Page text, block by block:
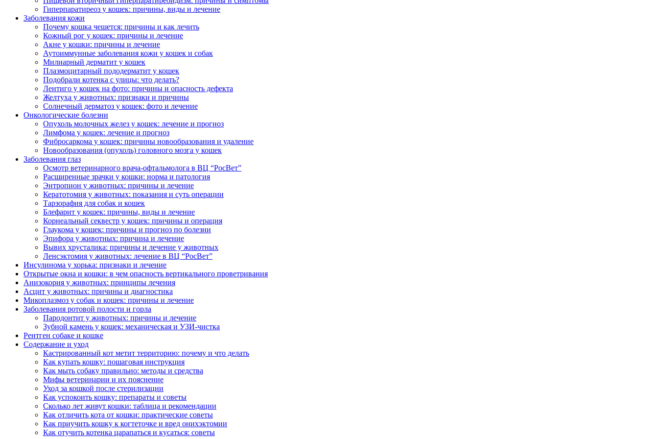
Гиперпаратиреоз у кошек: причины, виды и лечение
Заболевания кожи
Почему кошка чешется: причины и как лечить
Кожный рог у кошек: причины и лечение
Акне у кошки: причины и лечение
Аутоиммунные заболевания кожи у кошек и собак
Милиарный дерматит у кошек
Плазмоцитарный пододерматит у кошек
Подобрали котенка с улицы: что делать?
Лентиго у кошек на фото: причины и опасность дефекта
Желтуха у животных: признаки и причины
Солнечный дерматоз у кошек: фото и лечение
Онкологические болезни
Опухоль молочных желез у кошек: лечение и прогноз
Лимфома у кошек: лечение и прогноз
Фибросаркома у кошек: причины новообразования и удаление
Новообразования (опухоль) головного мозга у кошек
Заболевания глаз
Осмотр ветеринарного врача-офтальмолога в ВЦ “РосВет”
Расширенные зрачки у кошки: норма и патология
Энтропион у животных: причины и лечение
Кератотомия у животных: показания и суть операции
Тарзорафия для собак и кошек
Блефарит у кошек: причины, виды и лечение
Корнеальный секвестр у кошек: причины и операция
Глаукома у кошек: причины и прогноз по болезни
Эпифора у животных: причина и лечение
Вывих хрусталика: причины и лечение у животных
Ленсэктомия у животных: лечение в ВЦ “РосВет”
Инсулинома у хорька: признаки и лечение
Открытые окна и кошки: в чем опасность вертикального проветривания
Анизокория у животных: принципы лечения
Асцит у животных: причины и диагностика
Микоплазмоз у собак и кошек: причины и лечение
Заболевания ротовой полости и горла
Пародонтит у животных: причины и лечение
Зубной камень у кошек: механическая и УЗИ-чистка
Рентген собаке и кошке
Содержание и уход
Кастрированный кот метит территорию: почему и что делать
Как купать кошку: пошаговая инструкция
Как мыть собаку правильно: методы и средства
Мифы ветеринарии и их пояснение
Уход за кошкой после стерилизации
Как успокоить кошку: препараты и советы
Сколько лет живут кошки: таблица и рекомендации
Как отличить кота от кошки: практические советы
Как приучить кошку к когтеточке и вред онихэктомии
Как отучить котенка царапаться и кусаться: советы